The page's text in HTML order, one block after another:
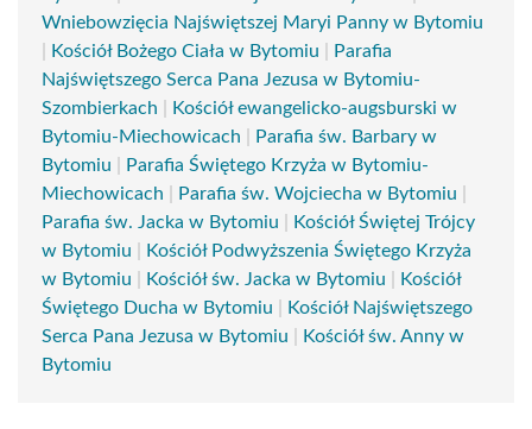
Wniebowzięcia Najświętszej Maryi Panny w Bytomiu
Kościół Bożego Ciała w Bytomiu
Parafia
Najświętszego Serca Pana Jezusa w Bytomiu-
Szombierkach
Kościół ewangelicko-augsburski w
Bytomiu-Miechowicach
Parafia św. Barbary w
Bytomiu
Parafia Świętego Krzyża w Bytomiu-
Miechowicach
Parafia św. Wojciecha w Bytomiu
Parafia św. Jacka w Bytomiu
Kościół Świętej Trójcy
w Bytomiu
Kościół Podwyższenia Świętego Krzyża
w Bytomiu
Kościół św. Jacka w Bytomiu
Kościół
Świętego Ducha w Bytomiu
Kościół Najświętszego
Serca Pana Jezusa w Bytomiu
Kościół św. Anny w
Bytomiu